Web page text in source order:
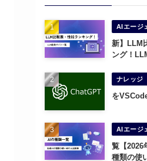
AIエージ
新】LLM
ング！
ナレッジ
を
AIエージ
覧【2026
種類の使